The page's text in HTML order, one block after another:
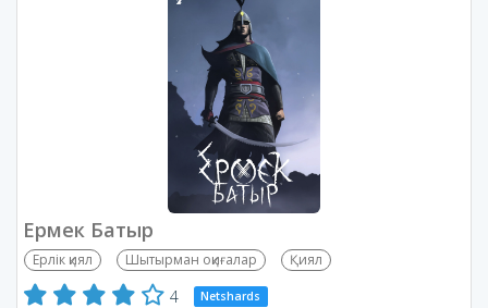
Ермек Батыр
Ерлік қиял Шытырман оқиғалар Қиял
4 Netshards